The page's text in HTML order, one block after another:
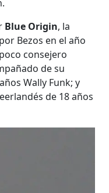
Blue Origin, la
Bezos en el año
consejero
de su
Wally Funk; y
de 18 años